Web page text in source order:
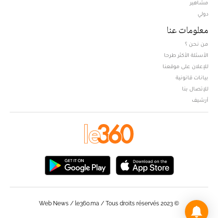
مشاهير
دولي
معلومات عنا
من نحن ؟
الأسئلة الأكثر طرحا
للإعلان على موقعنا
بيانات قانونية
للإتصال بنا
أرشيف
© Web News / le360.ma / Tous droits réservés 2023